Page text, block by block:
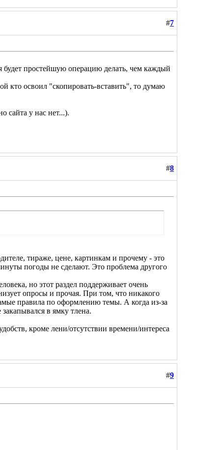
#7
будет простейшую операцию делать, чем каждый
кто освоил "скопировать-вставить", то думаю
сайта у нас нет...).
#8
тираже, цене, картинкам и прочему - это
погоды не сделают. Это проблема другого
но этот раздел поддерживает очень
опросы и прочая. При том, что никакого
правила по оформлению темы. А когда из-за
в ямку тлена.
кроме лени/отсутствии времени/интереса
#9